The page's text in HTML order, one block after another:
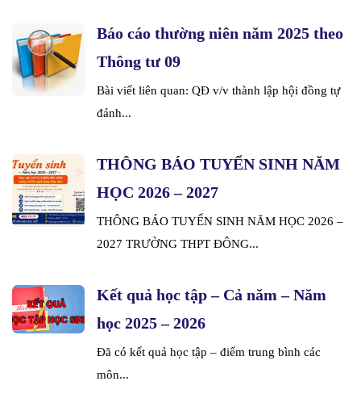
Báo cáo thường niên năm 2025 theo
Thông tư 09
Bài viết liên quan: QĐ v/v thành lập hội đồng tự
đánh...
THÔNG BÁO TUYỂN SINH NĂM
HỌC 2026 – 2027
THÔNG BÁO TUYỂN SINH NĂM HỌC 2026 –
2027 TRƯỜNG THPT ĐÔNG...
Kết quả học tập – Cả năm – Năm
học 2025 – 2026
Đã có kết quả học tập – điểm trung bình các
môn...